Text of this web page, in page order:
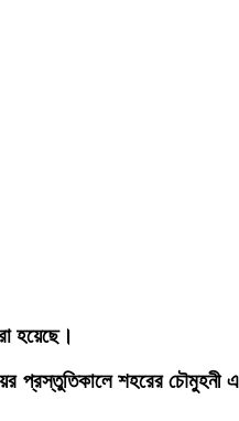
হয়েছে।
প্রস্তুতিকালে শহরের